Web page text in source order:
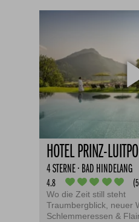
HOTEL PRINZ-
4 STERNE · BAD HINDELANG
4.8
Wo die Zeit still steht
Traumbergblick, neuer
Schlemmeressen &